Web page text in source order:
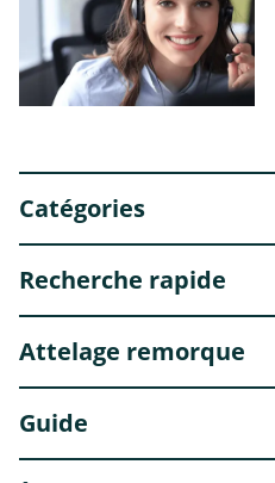
Catégories
Recherche rapide
Attelage remorque
Guide